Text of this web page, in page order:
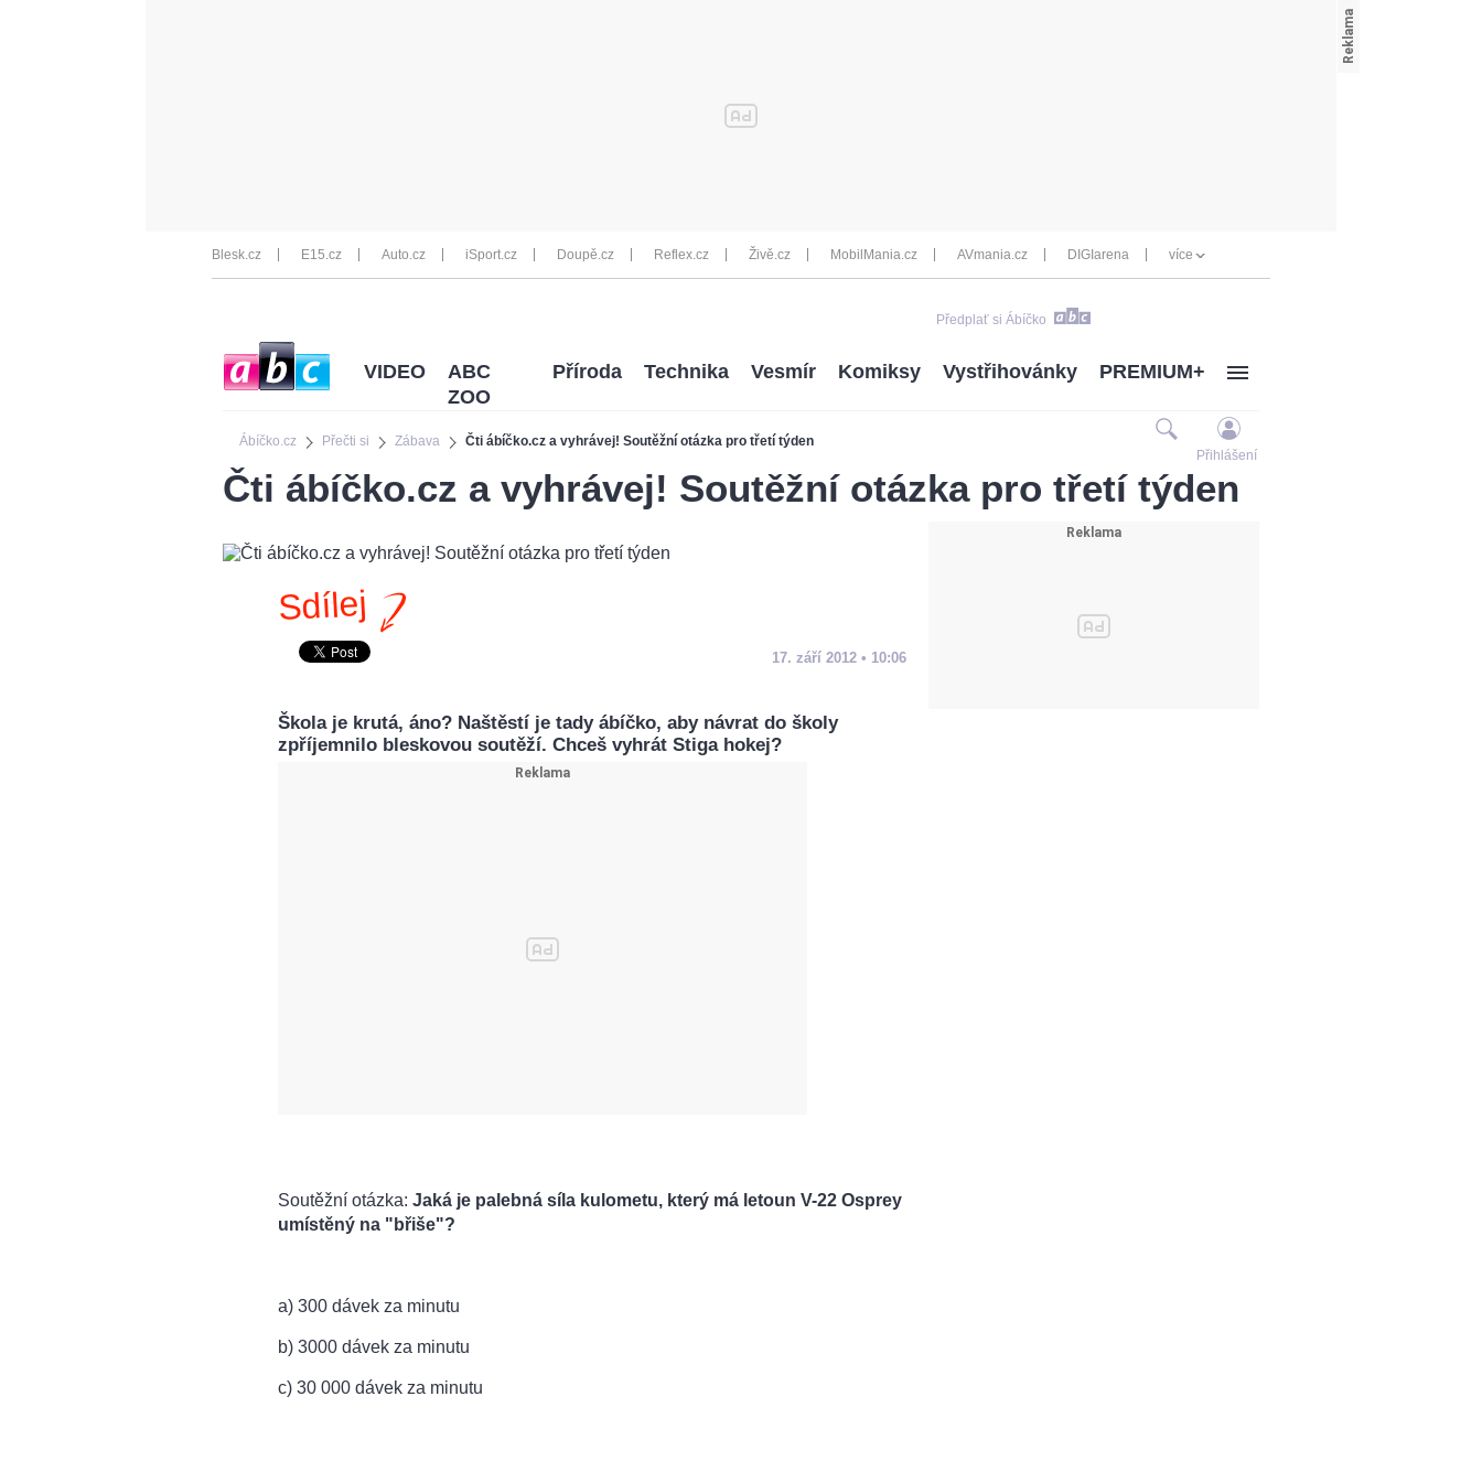
Blesk.cz E15.cz Auto.cz iSport.cz Doupě.cz Reflex.cz Živě.cz MobilMania.cz AVmania.cz DIGIarena více
Předplať si Ábíčko
Ábíčko.cz Přečti si Zábava Čti ábíčko.cz a vyhrávej! Soutěžní otázka pro třetí týden
VIDEO
ABC
ZOO
Příroda Technika Vesmír Komiksy Vystřihovánky PREMIUM+
Přihlášení
Čti ábíčko.cz a vyhrávej! Soutěžní otázka pro třetí týden
Sdílej
17. září 2012 • 10:06
Škola je krutá, áno? Naštěstí je tady ábíčko, aby návrat do školy
zpříjemnilo bleskovou soutěží. Chceš vyhrát Stiga hokej?
Soutěžní otázka: Jaká je palebná síla kulometu, který má letoun V-22 Osprey
umístěný na "břiše"?
a) 300 dávek za minutu
b) 3000 dávek za minutu
c) 30 000 dávek za minutu